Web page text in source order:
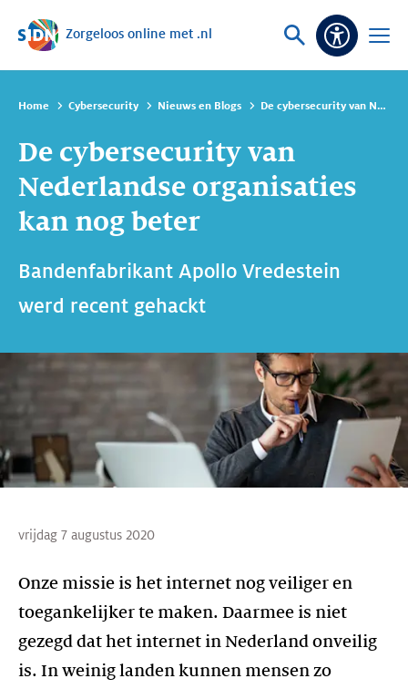
Sla navigatie over
Zorgeloos online met .nl
Vraag
Open
Home Cybersecurity Nieuws en Blogs De cybersecurity van Nederlandse organisaties kan nog beter
De cybersecurity van
Nederlandse organisaties
kan nog beter
Bandenfabrikant Apollo Vredestein
werd recent gehackt
vrijdag 7 augustus 2020
Onze missie is het internet nog veiliger en
toegankelijker te maken. Daarmee is niet
gezegd dat het internet in Nederland onveilig
is. In weinig landen kunnen mensen zo